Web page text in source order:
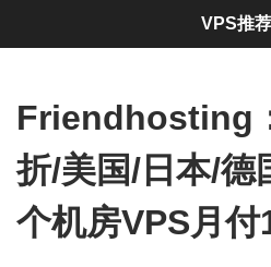
Friendhosting
折/美国/日本/德
个机房VPS月付
VPS推